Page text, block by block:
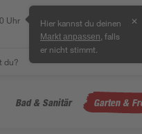
Uhr Hier kannst du deinen
Markt anpassen , falls
er nicht stimmt.
✕
Bad & Sanitär Garten &